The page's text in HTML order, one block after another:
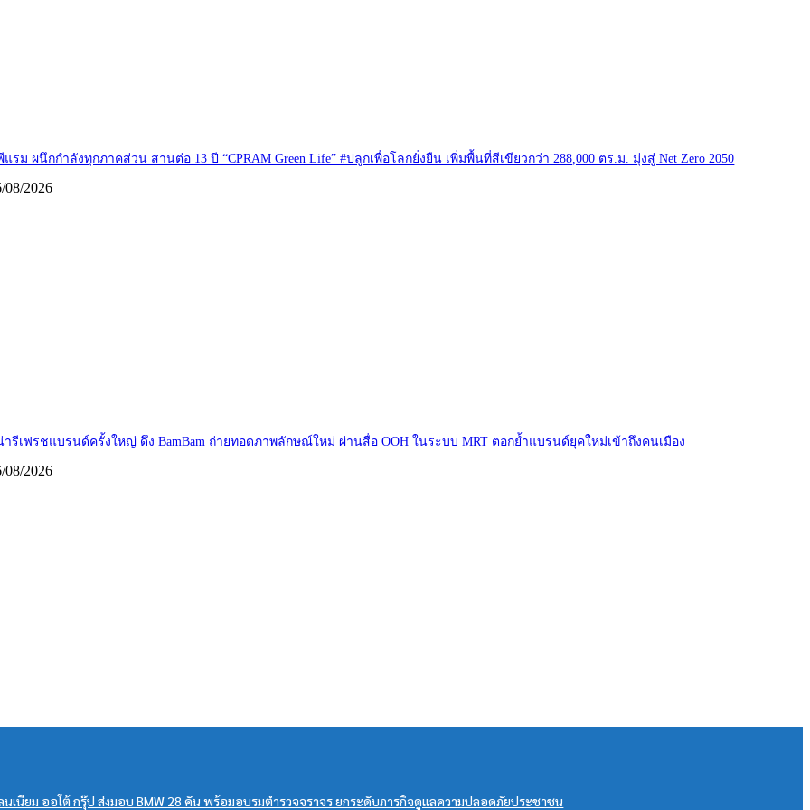
รม ผนึกกำลังทุกภาคส่วน สานต่อ 13 ปี “CPRAM Green Life” #ปลูกเพื่อโลกยั่งยืน เพิ่มพื้นที่สีเขียวกว่า 288,000 ตร.ม. มุ่งสู่ Net Zero 2050
08/2026
ารีเฟรชแบรนด์ครั้งใหญ่ ดึง BamBam ถ่ายทอดภาพลักษณ์ใหม่ ผ่านสื่อ OOH ในระบบ MRT ตอกย้ำแบรนด์ยุคใหม่เข้าถึงคนเมือง
08/2026
นเนียม ออโต้ กรุ๊ป ส่งมอบ BMW 28 คัน พร้อมอบรมตำรวจจราจร ยกระดับภารกิจดูแลความปลอดภัยประชาชน